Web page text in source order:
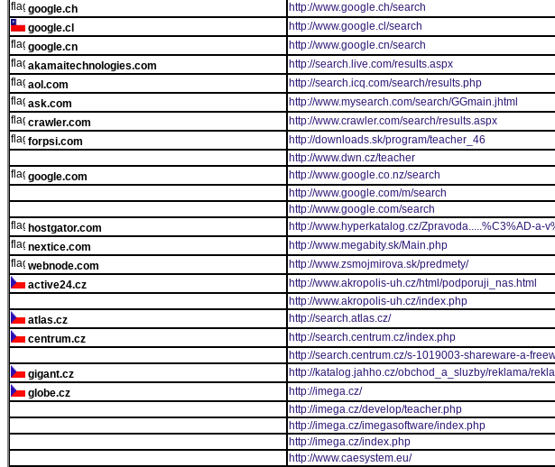
google.ch
http://www.google.ch/search
google.cl
http://www.google.cl/search
google.cn
http://www.google.cn/search
akamaitechnologies.com
http://search.live.com/results.aspx
aol.com
http://search.icq.com/search/results.php
ask.com
http://www.mysearch.com/search/GGmain.jhtml
crawler.com
http://www.crawler.com/search/results.aspx
forpsi.com
http://downloads.sk/program/teacher_46
http://www.dwn.cz/teacher
google.com
http://www.google.co.nz/search
http://www.google.com/m/search
http://www.google.com/search
hostgator.com
http://www.hyperkatalog.cz/Zpravoda.....%C3%AD-a-
nextice.com
http://www.megabity.sk/Main.php
webnode.com
http://www.zsmojmirova.sk/predmety/
active24.cz
http://www.akropolis-uh.cz/html/podporuji_nas.html
http://www.akropolis-uh.cz/index.php
atlas.cz
http://search.atlas.cz/
centrum.cz
http://search.centrum.cz/index.php
http://search.centrum.cz/s-1019003-shareware-a-
gigant.cz
http://katalog.jahho.cz/obchod_a_sluzby/reklama/
globe.cz
http://imega.cz/
http://imega.cz/develop/teacher.php
http://imega.cz/imegasoftware/index.php
http://imega.cz/index.php
http://www.caesystem.eu/